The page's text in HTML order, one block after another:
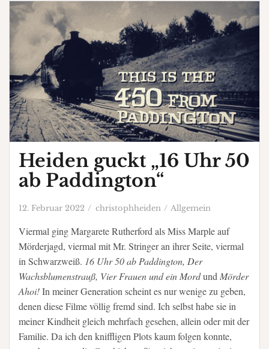
Heiden guckt „16 Uhr 50
ab Paddington“
12. Februar 2022 christophheiden Allgemein
Viermal ging Margarete Rutherford als Miss Marple auf
Mörderjagd, viermal mit Mr. Stringer an ihrer Seite, viermal
in Schwarzweiß. 16 Uhr 50 ab Paddington, Der
Wachsblumenstrauß, Vier Frauen und ein Mordund Mörder
Ahoi!In meiner Generation scheint es nur wenige zu geben,
denen diese Filme völlig fremd sind. Ich selbst habe sie in
meiner Kindheit gleich mehrfach gesehen, allein oder mit der
Familie. Da ich den kniffligen Plots kaum folgen konnte,